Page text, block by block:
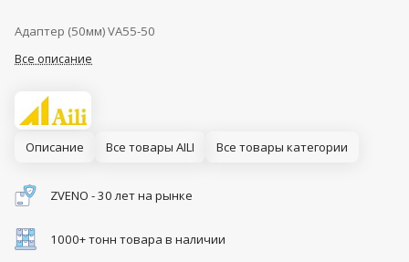
Адаптер (50мм) VA55-50
Все описание
Описание Все товары AILI Все товары категории
ZVENO - 30 лет на рынке
1000+ тонн товара в наличии